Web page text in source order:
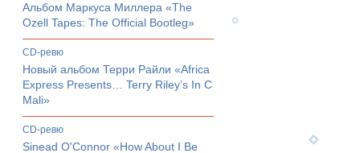
Альбом Маркуса Миллера «The
Ozell Tapes: The Official Bootleg»
CD-ревю
Новый альбом Терри Райли «Africa
Express Presents… Terry Riley’s In C
Mali»
CD-ревю
Sinead O'Connor «How About I Be